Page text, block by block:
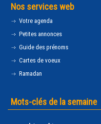
Nos services web
Votre agenda
Petites annonces
Guide des prénoms
Cartes de voeux
Ramadan
Mots-clés de la semaine